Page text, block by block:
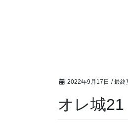
2022年9月17日 / 最終
オレ城